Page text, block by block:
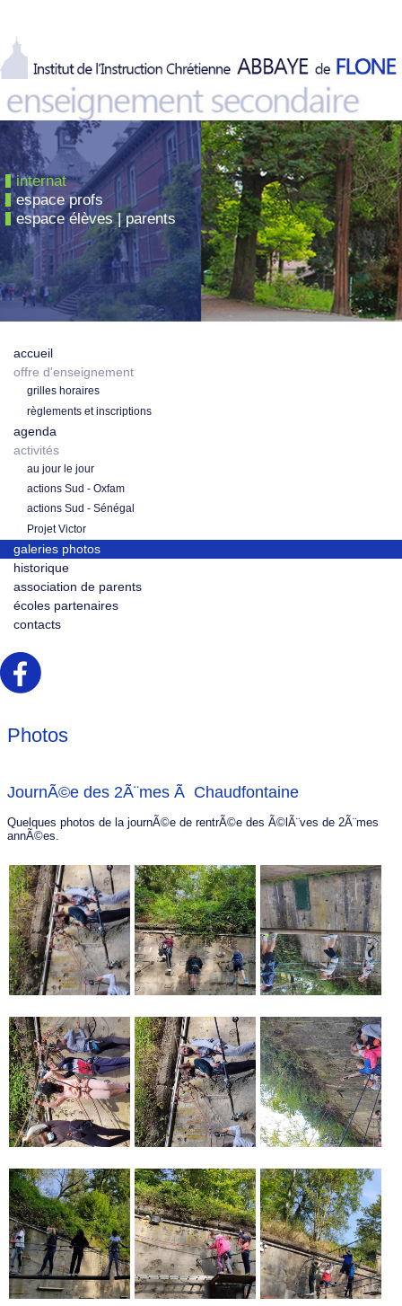
internat
espace profs
espace élèves | parents
accueil
offre d'enseignement
grilles horaires
règlements et inscriptions
agenda
activités
au jour le jour
actions Sud - Oxfam
actions Sud - Sénégal
Projet Victor
galeries photos
historique
association de parents
écoles partenaires
contacts
Photos
JournÃ©e des 2Ã¨mes Ã Chaudfontaine
Quelques photos de la journÃ©e de rentrÃ©e des Ã©lÃ¨ves de 2Ã¨mes
annÃ©es.